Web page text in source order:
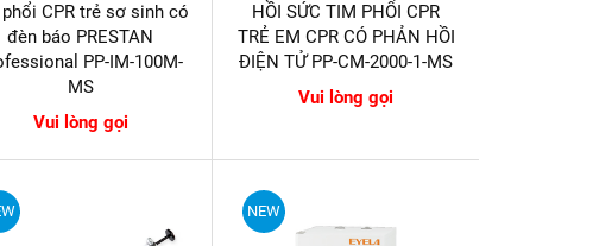
CPR trẻ sơ sinh có
đèn báo PRESTAN
PP-IM-100M-
MS
Vui lòng gọi
HỒI SỨC TIM PHỔI CPR
TRẺ EM CPR CÓ PHẢN HỒI
ĐIỆN TỬ PP-CM-2000-1-MS
Vui lòng gọi
NEW